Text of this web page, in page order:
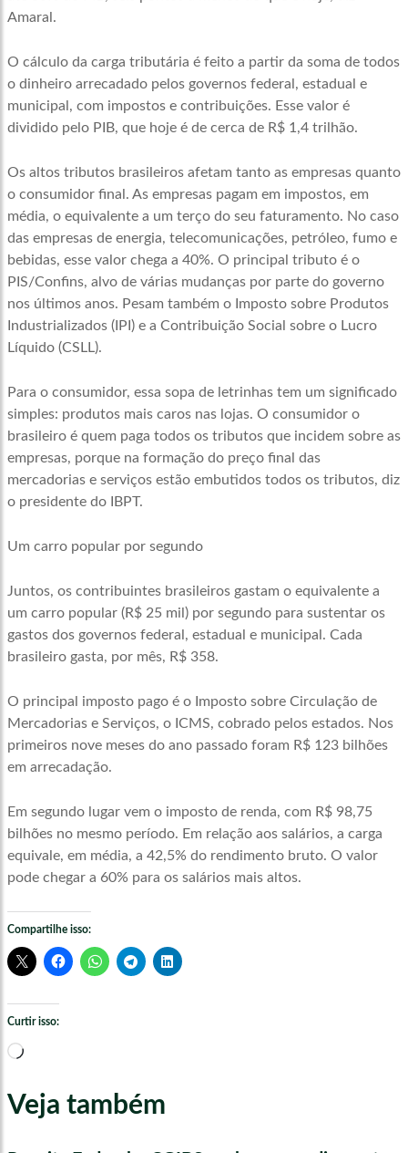
Amaral.
O cálculo da carga tributária é feito a partir da soma de todos
o dinheiro arrecadado pelos governos federal, estadual e
municipal, com impostos e contribuições. Esse valor é
dividido pelo PIB, que hoje é de cerca de R$ 1,4 trilhão.
Os altos tributos brasileiros afetam tanto as empresas quanto
o consumidor final. As empresas pagam em impostos, em
média, o equivalente a um terço do seu faturamento. No caso
das empresas de energia, telecomunicações, petróleo, fumo e
bebidas, esse valor chega a 40%. O principal tributo é o
PIS/Confins, alvo de várias mudanças por parte do governo
nos últimos anos. Pesam também o Imposto sobre Produtos
Industrializados (IPI) e a Contribuição Social sobre o Lucro
Líquido (CSLL).
Para o consumidor, essa sopa de letrinhas tem um significado
simples: produtos mais caros nas lojas. O consumidor o
brasileiro é quem paga todos os tributos que incidem sobre as
empresas, porque na formação do preço final das
mercadorias e serviços estão embutidos todos os tributos, diz
o presidente do IBPT.
Um carro popular por segundo
Juntos, os contribuintes brasileiros gastam o equivalente a
um carro popular (R$ 25 mil) por segundo para sustentar os
gastos dos governos federal, estadual e municipal. Cada
brasileiro gasta, por mês, R$ 358.
O principal imposto pago é o Imposto sobre Circulação de
Mercadorias e Serviços, o ICMS, cobrado pelos estados. Nos
primeiros nove meses do ano passado foram R$ 123 bilhões
em arrecadação.
Em segundo lugar vem o imposto de renda, com R$ 98,75
bilhões no mesmo período. Em relação aos salários, a carga
equivale, em média, a 42,5% do rendimento bruto. O valor
pode chegar a 60% para os salários mais altos.
Compartilhe isso:
Curtir isso:
Carregando...
Veja também